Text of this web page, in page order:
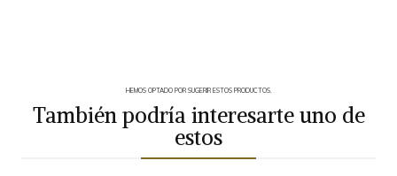
HEMOS OPTADO POR SUGERIR ESTOS PRODUCTOS.
También podría interesarte uno de
estos